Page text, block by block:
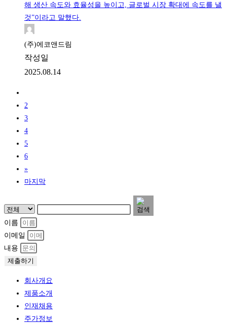
해 생산 속도와 효율성을 높이고, 글로벌 시장 확대에 속도를 낼
것”이라고 말했다.
(주)에코앤드림
작성일
2025.08.14
2
3
4
5
6
»
마지막
이름
이메일
내용
제출하기
회사개요
제품소개
인재채용
주가정보